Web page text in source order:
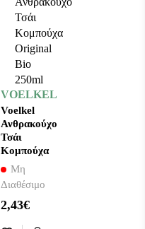
VOELKEL
Voelkel
Ανθρακούχο
Τσάι
Κομπούχα
Original Bio
250ml
Μη
Διαθέσιμο
2,43€